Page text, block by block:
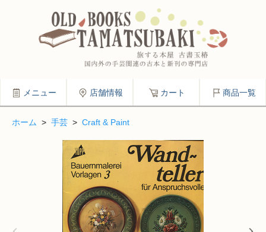
メニュー 店舗情報 カート 商品一覧
ホーム > 手芸 > Craft & Paint